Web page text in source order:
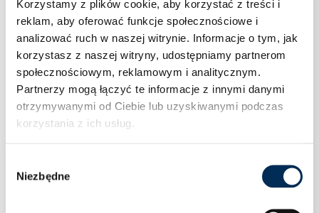
Korzystamy z plików cookie, aby korzystać z treści i
reklam, aby oferować funkcje społecznościowe i
analizować ruch w naszej witrynie. Informacje o tym, jak
korzystasz z naszej witryny, udostępniamy partnerom
społecznościowym, reklamowym i analitycznym.
Partnerzy mogą łączyć te informacje z innymi danymi
otrzymywanymi od Ciebie lub uzyskiwanymi podczas
korzystania z ich usług.
zgody
Niezbędne